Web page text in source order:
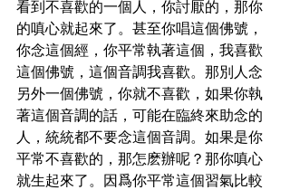
看到不喜歡的一個人，你討厭的，那你
的嗔心就起來了。甚至你唱這個佛號，
你念這個經，你平常執著這個，我喜歡
這個佛號，這個音調我喜歡。那別人念
另外一個佛號，你就不喜歡，如果你執
著這個音調的話，可能在臨終來助念的
人，統統都不要念這個音調。如果是你
平常不喜歡的，那怎麽辦呢？那你嗔心
就生起來了。因爲你平常這個習氣比較